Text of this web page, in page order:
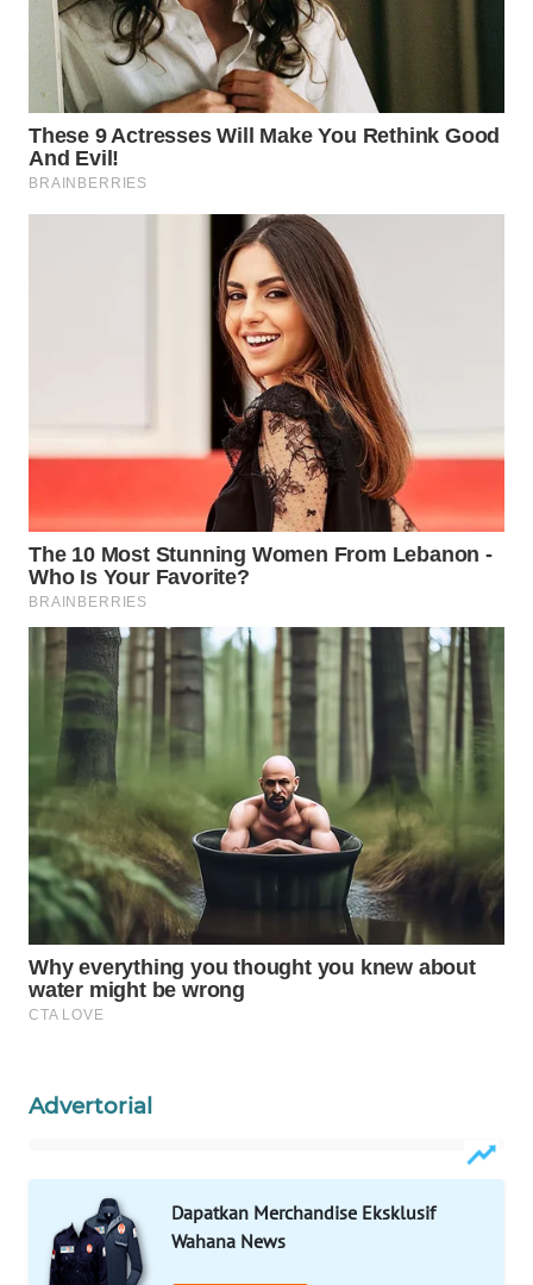
Advertorial
Dapatkan Merchandise Eksklusif
Wahana News
WAHANA
UMKM
WAHANA
SELEB
WAHANA
WISATA
LAPAK
WAHANA
Wahana
Network
KONSUMEN
LISTRIK
MASYARAKAT
KELISTRIKAN
WALINKI
ID
MAWAKA
MARTABAT
WATCH
MKLI